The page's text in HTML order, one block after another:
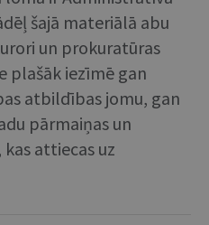
šajā materiālā abu
un prokuratūras
plašāk iezīmē gan
atbildības jomu, gan
pārmaiņas un
attiecas uz